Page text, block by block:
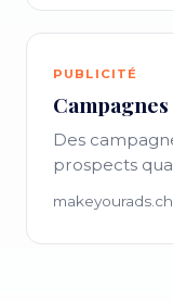
PUBLICITÉ
Des
prospects